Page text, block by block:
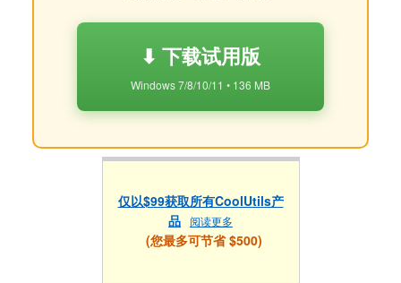
⬇ 下载试用版
Windows 7/8/10/11 • 136 MB
仅以$99获取所有CoolUtils产
品 阅读更多
(您最多可节省 $500)